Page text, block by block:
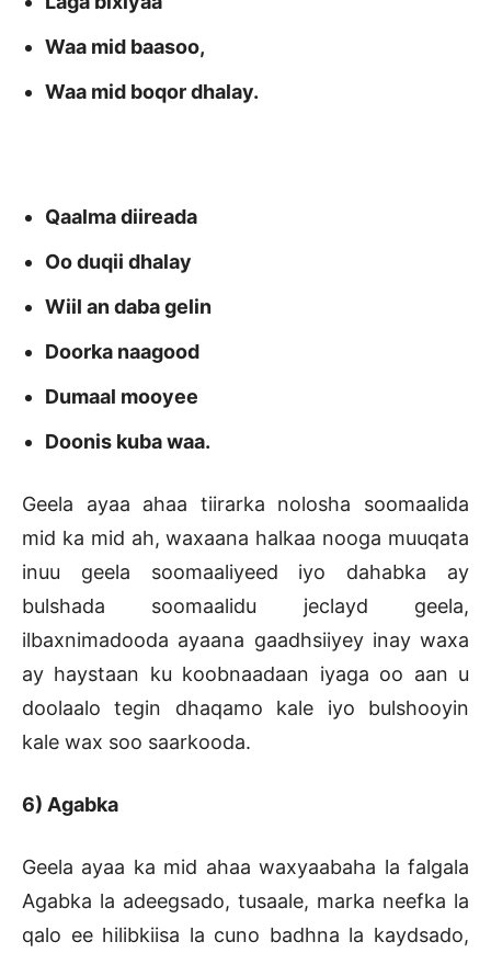
Waa mid baasoo,
Waa mid boqor dhalay.
Qaalma diireada
Oo duqii dhalay
Wiil an daba gelin
Doorka naagood
Dumaal mooyee
Doonis kuba waa.
Geela ayaa ahaa tiirarka nolosha soomaalida
mid ka mid ah, waxaana halkaa nooga muuqata
inuu geela soomaaliyeed iyo dahabka ay
bulshada soomaalidu jeclayd geela,
ilbaxnimadooda ayaana gaadhsiiyey inay waxa
ay haystaan ku koobnaadaan iyaga oo aan u
doolaalo tegin dhaqamo kale iyo bulshooyin
kale wax soo saarkooda.
6) Agabka
Geela ayaa ka mid ahaa waxyaabaha la falgala
Agabka la adeegsado, tusaale, marka neefka la
qalo ee hilibkiisa la cuno badhna la kaydsado,